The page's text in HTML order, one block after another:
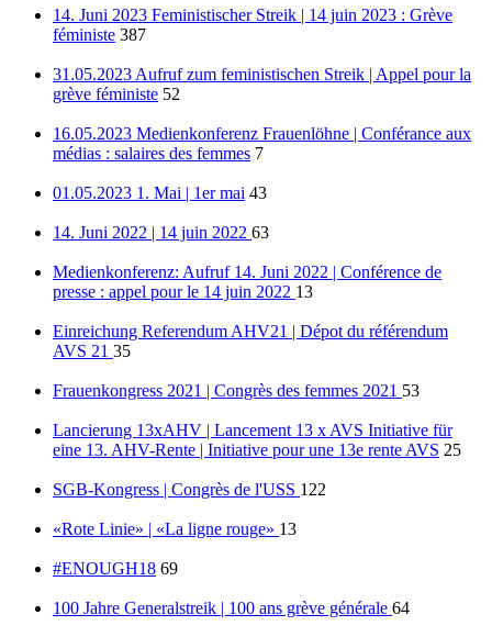
14. Juni 2023 Feministischer Streik | 14 juin 2023 : Grève
féministe 387
31.05.2023 Aufruf zum feministischen Streik | Appel pour la
grève féministe 52
16.05.2023 Medienkonferenz Frauenlöhne | Conférance aux
médias : salaires des femmes 7
01.05.2023 1. Mai | 1er mai 43
14. Juni 2022 | 14 juin 2022 63
Medienkonferenz: Aufruf 14. Juni 2022 | Conférence de
presse : appel pour le 14 juin 2022 13
Einreichung Referendum AHV21 | Dépot du référendum
AVS 21 35
Frauenkongress 2021 | Congrès des femmes 2021 53
Lancierung 13xAHV | Lancement 13 x AVS Initiative für
eine 13. AHV-Rente | Initiative pour une 13e rente AVS 25
SGB-Kongress | Congrès de l'USS 122
«Rote Linie» | «La ligne rouge» 13
#ENOUGH18 69
100 Jahre Generalstreik | 100 ans grève générale 64